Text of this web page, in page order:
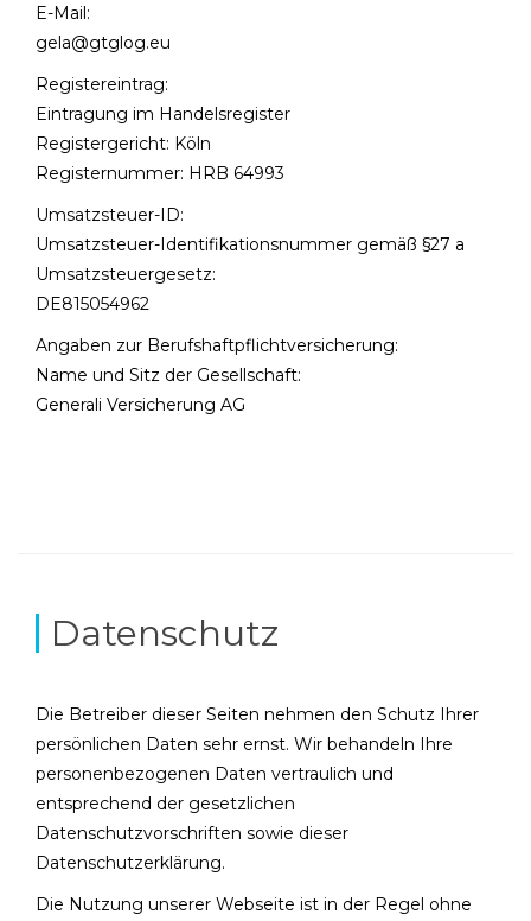
E-Mail:
gela@gtglog.eu
Registereintrag:
Eintragung im Handelsregister
Registergericht: Köln
Registernummer: HRB 64993
Umsatzsteuer-ID:
Umsatzsteuer-Identifikationsnummer gemäß §27 a
Umsatzsteuergesetz:
DE815054962
Angaben zur Berufshaftpflichtversicherung:
Name und Sitz der Gesellschaft:
Generali Versicherung AG
Datenschutz
Die Betreiber dieser Seiten nehmen den Schutz Ihrer
persönlichen Daten sehr ernst. Wir behandeln Ihre
personenbezogenen Daten vertraulich und
entsprechend der gesetzlichen
Datenschutzvorschriften sowie dieser
Datenschutzerklärung.
Die Nutzung unserer Webseite ist in der Regel ohne